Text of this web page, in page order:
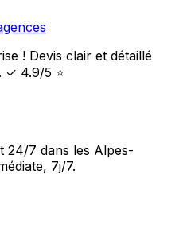
! Devis clair et détaillé
✓ 4.9/5 ⭐
24/7 dans les Alpes-
7j/7.